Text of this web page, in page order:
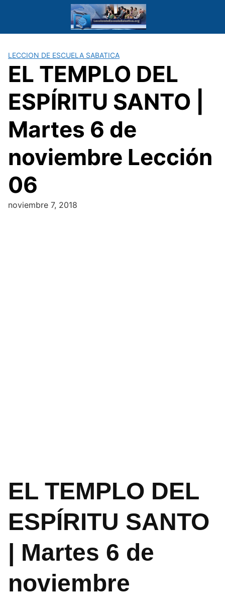
LECCION DE ESCUELA SABATICA
EL TEMPLO DEL
ESPÍRITU SANTO |
Martes 6 de
noviembre Lección
06
noviembre 7, 2018
EL TEMPLO DEL
ESPÍRITU SANTO
| Martes 6 de
noviembre